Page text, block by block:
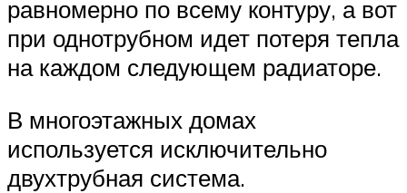
равномерно по всему контуру, а вот
при однотрубном идет потеря тепла
на каждом следующем радиаторе.
В многоэтажных домах
используется исключительно
двухтрубная система.